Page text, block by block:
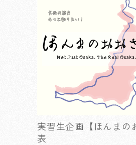
実習生企画【ほんまの
表